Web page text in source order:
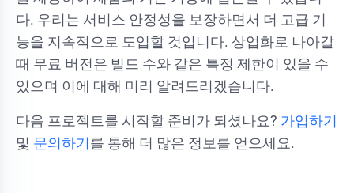
다. 우리는 서비스 안정성을 보장하면서 더 고급 기
능을 지속적으로 도입할 것입니다. 상업화로 나아갈
때 무료 버전은 빌드 수와 같은 특정 제한이 있을 수
있으며 이에 대해 미리 알려드리겠습니다.
다음 프로젝트를 시작할 준비가 되셨나요? 가입하기
및 문의하기를 통해 더 많은 정보를 얻으세요.